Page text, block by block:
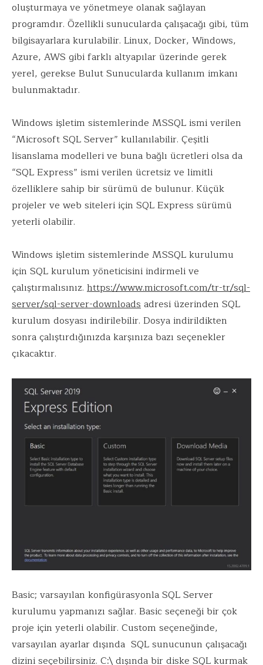
oluşturmaya ve yönetmeye olanak sağlayan
programdır. Özellikli sunucularda çalışacağı gibi, tüm
bilgisayarlara kurulabilir. Linux, Docker, Windows,
Azure, AWS gibi farklı altyapılar üzerinde gerek
yerel, gerekse Bulut Sunucularda kullanım imkanı
bulunmaktadır.
Windows işletim sistemlerinde MSSQL ismi verilen
“Microsoft SQL Server” kullanılabilir. Çeşitli
lisanslama modelleri ve buna bağlı ücretleri olsa da
“SQL Express” ismi verilen ücretsiz ve limitli
özelliklere sahip bir sürümü de bulunur. Küçük
projeler ve web siteleri için SQL Express sürümü
yeterli olabilir.
Windows işletim sistemlerinde MSSQL kurulumu
için SQL kurulum yöneticisini indirmeli ve
çalıştırmalısınız. https://www.microsoft.com/tr-tr/sql-
server/sql-server-downloadsadresi üzerinden SQL
kurulum dosyası indirilebilir. Dosya indirildikten
sonra çalıştırdığınızda karşınıza bazı seçenekler
çıkacaktır.
Basic; varsayılan konfigürasyonla SQL Server
kurulumu yapmanızı sağlar. Basic seçeneği bir çok
proje için yeterli olabilir. Custom seçeneğinde,
varsayılan ayarlar dışında SQL sunucunun çalışacağı
dizini seçebilirsiniz. C:\ dışında bir diske SQL kurmak